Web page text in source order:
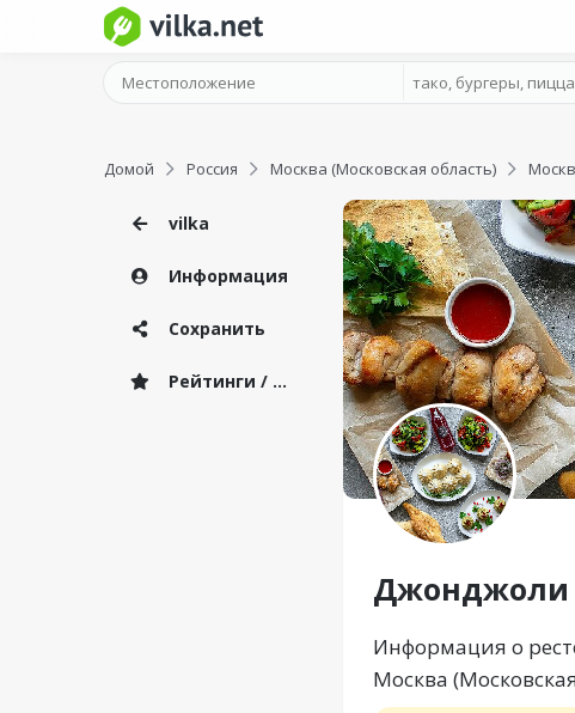
Домой Россия Москва (Московская область)
vilka
Информация
Сохранить
Рейтинги / Отзывы
Джонджоли
Информация о
Москва